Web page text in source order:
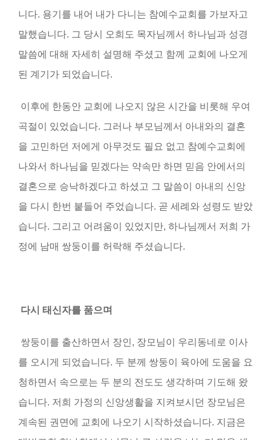
니다. 용기를 내어 내가 다니는 참예수교회를 가보자고
말했습니다. 그 당시 오희도 목자님께서 하나님과 성경
말씀에 대해 자세히 설명해 주셨고 함께 교회에 나오게
된 계기가 되었습니다.
이후에 한동안 교회에 나오지 않은 시간을 비롯해 우여
곡절이 있었습니다. 그러나 부모님께서 아내와의 결혼
을 고민하던 저에게 아무것도 필요 없고 참예수교회에
나와서 하나님을 믿겠다는 약속만 하면 믿음 안에서의
결혼으로 승낙하겠다고 하셨고 그 말씀이 아내의 신앙
을 다시 한번 붙들어 주었습니다. 곧 세례와 성령도 받았
습니다. 그리고 어려움이 있었지만, 하나님께서 저희 가
정에 남매 쌍둥이를 허락해 주셨습니다.
다시 태신자를 품으며
쌍둥이를 출산하면서 장인 , 장모님이 우리동네로 이사
를 오시게 되었습니다. 두 분께 쌍둥이 육아에 도움을 요
청하면서 속으로는 두 분의 전도도 생각하며 기도해 왔
습니다. 저희 가정의 신앙생활을 지켜보시던 장모님은
계속된 권면에 교회에 나오기 시작하셨습니다. 지금은